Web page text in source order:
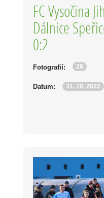
FC Vysočina
Dálnice
0:2
Fotografií: 28
Datum: 31. 10. 2022